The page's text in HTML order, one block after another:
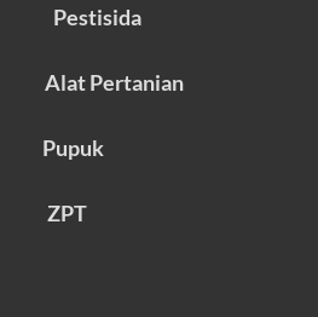
Pestisida
Alat Pertanian
Pupuk
ZPT